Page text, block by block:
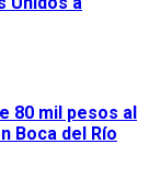
80 mil pesos al
Boca del Río